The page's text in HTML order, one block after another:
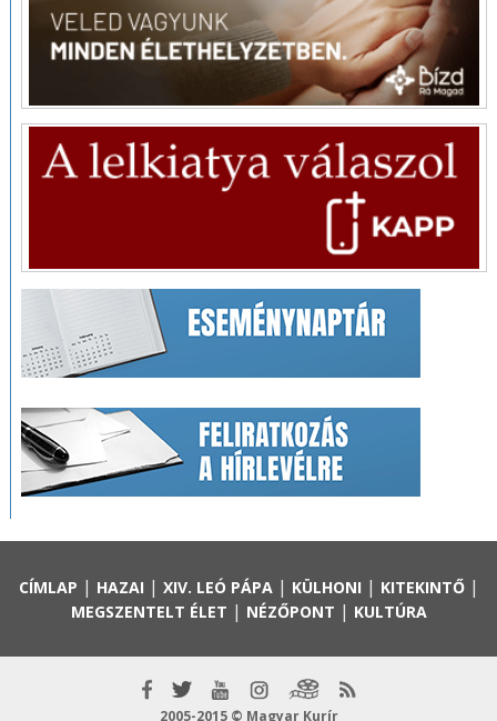
CÍMLAP | HAZAI | XIV. LEÓ PÁPA| KÜLHONI | KITEKINTŐ|
MEGSZENTELT ÉLET | NÉZŐPONT | KULTÚRA
2005-2015 © Magyar Kurír